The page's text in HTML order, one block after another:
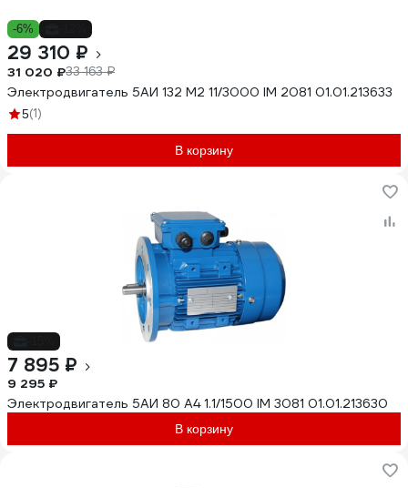
-6%
29 310 ₽
31 020 ₽33 163 ₽
Электродвигатель 5АИ 132 М2 11/3000 IM 2081 01.01.213633
5(1)
В корзину
7 895 ₽
9 295 ₽
Электродвигатель 5АИ 80 А4 1.1/1500 IM 3081 01.01.213630
В корзину